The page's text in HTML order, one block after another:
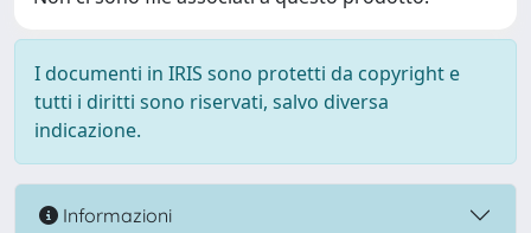
I documenti in IRIS sono protetti da copyright e
tutti i diritti sono riservati, salvo diversa
indicazione.
Informazioni